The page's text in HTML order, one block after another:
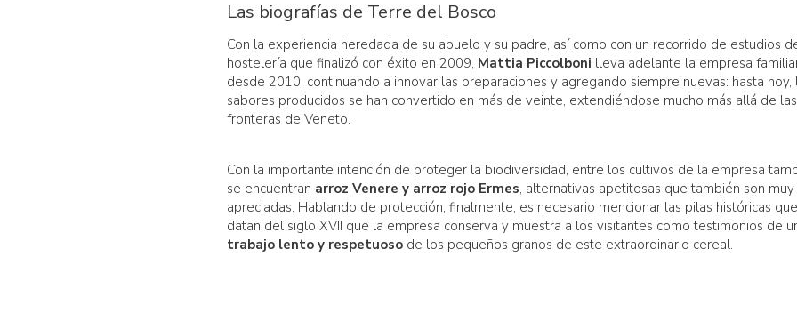
Las biografías de Terre del Bosco
Con la experiencia heredada de su abuelo y su padre, así como con un recorrido de estudios
hostelería que finalizó con éxito en 2009, Mattia Piccolboni lleva adelante la empresa
desde 2010, continuando a innovar las preparaciones y agregando siempre nuevas: hasta hoy,
sabores producidos se han convertido en más de veinte, extendiéndose mucho más allá de las
fronteras de Veneto.
Con la importante intención de proteger la biodiversidad, entre los cultivos de la empresa
se encuentran arroz Venere y arroz rojo Ermes, alternativas apetitosas que también son muy
apreciadas. Hablando de protección, finalmente, es necesario mencionar las pilas históricas que
datan del siglo XVII que la empresa conserva y muestra a los visitantes como testimonios de
trabajo lento y respetuoso de los pequeños granos de este extraordinario cereal.